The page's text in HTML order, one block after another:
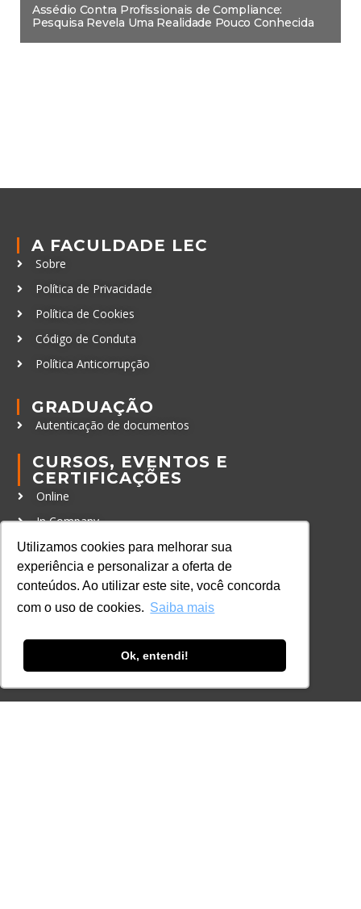
Utilizamos cookies para melhorar sua
experiência e personalizar a oferta de
conteúdos. Ao utilizar este site, você concorda
com o uso de cookies. Saiba mais
Ok, entendi!
Assédio Contra Profissionais de Compliance:
Pesquisa Revela Uma Realidade Pouco Conhecida
A FACULDADE LEC
Sobre
Política de Privacidade
Política de Cookies
Código de Conduta
Política Anticorrupção
GRADUAÇÃO
Autenticação de documentos
CURSOS, EVENTOS E
CERTIFICAÇÕES
Online
In Company
Eventos
Certificações
CONTATO
+55 11 98924-8322
contato@lec.com.br